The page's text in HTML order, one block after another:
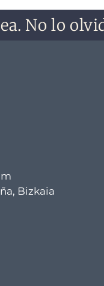
No lo
Bizkaia